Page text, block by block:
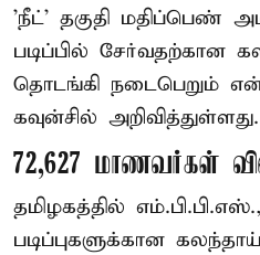
'நீட்' தகுதி மதிப்பெண்
படிப்பில் சேர்வதற்கான
தொடங்கி நடைபெறும்
கவுன்சில் அறிவித்துள்ளது.
72,627 மாணவர்கள்
தமிழகத்தில்
படிப்புகளுக்கான